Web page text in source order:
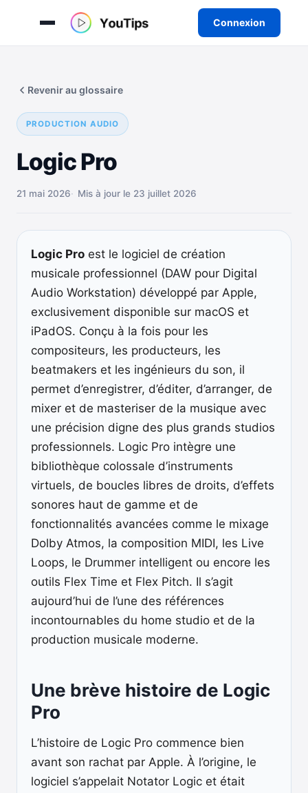
Connexion
contenu
PRODUCTION AUDIO
Logic Pro
Revenir au glossaire
21 mai 2026 Mis à jour le 23 juillet 2026
Logic Pro est le logiciel de création
musicale professionnel (DAW pour Digital
Audio Workstation) développé par Apple,
exclusivement disponible sur macOS et
iPadOS. Conçu à la fois pour les
compositeurs, les producteurs, les
beatmakers et les ingénieurs du son, il
permet d’enregistrer, d’éditer, d’arranger, de
mixer et de masteriser de la musique avec
une précision digne des plus grands studios
professionnels. Logic Pro intègre une
bibliothèque colossale d’instruments
virtuels, de boucles libres de droits, d’effets
sonores haut de gamme et de
fonctionnalités avancées comme le mixage
Dolby Atmos, la composition MIDI, les Live
Loops, le Drummer intelligent ou encore les
outils Flex Time et Flex Pitch. Il s’agit
aujourd’hui de l’une des références
incontournables du home studio et de la
production musicale moderne.
Une brève histoire de Logic
Pro
L’histoire de Logic Pro commence bien
avant son rachat par Apple. À l’origine, le
logiciel s’appelait Notator Logic et était